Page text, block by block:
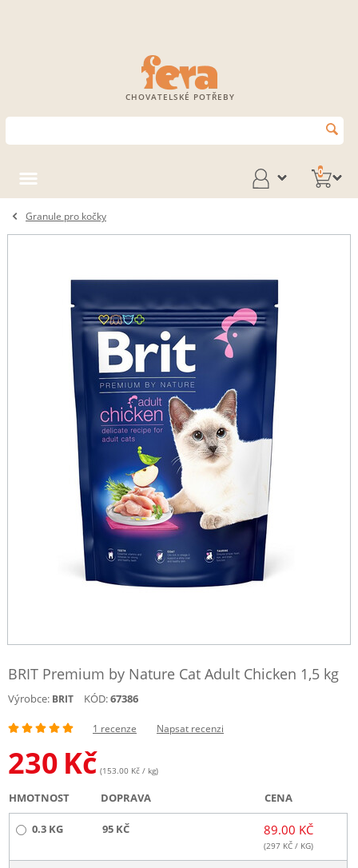
CHOVATELSKÉ POTŘEBY
0
Granule pro kočky
BRIT Premium by Nature Cat Adult Chicken 1,5 kg
Výrobce: BRIT KÓD:67386
1 recenze Napsat recenzi
230 Kč (153.00 Kč / kg)
HMOTNOST DOPRAVA CENA
0.3 KG 95 KČ 89.00 KČ
(297 KČ / KG)